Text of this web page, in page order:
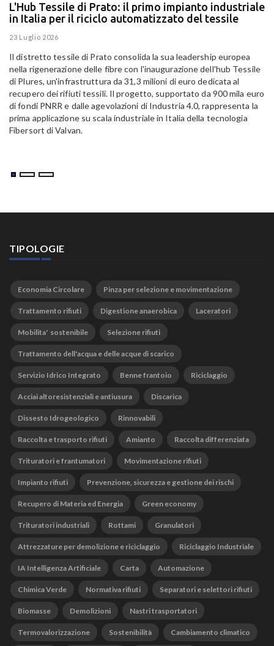
L'Hub Tessile di Prato: il primo impianto industriale
in Italia per il riciclo automatizzato del tessile
23 Luglio 2026
Il distretto tessile di Prato consolida la sua leadership europea
nella rigenerazione delle fibre con l'inaugurazione dell'hub Tessile
di Plures, un'infrastruttura da 31,3 milioni di euro dedicata al
recupero dei rifiuti tessili. Il progetto, supportato da 900 mila euro
di fondi PNRR e dalle agevolazioni di Industria 4.0, rappresenta la
prima applicazione su scala industriale in Italia della tecnologia
Fibersort di Valvan.
TIPOLOGIE
Economia Circolare Pinza per selezione e movimentazione
Trattamento rifiuti Digestione anaerobica Laceratori
Mobilita' sostenibile Selezione rifiuti
Trattamento dell'acqua e delle acque di scarico
Servizio Idrico Integrato Benne frantoio Riciclaggio
Acciai altoresistenziali e antiusura Discarica
Dissesto Idrogeologico Rinnovabili
Raccolta e trasporto rifiuti Amianto Raccolta differenziata
Trituratori e frantumatori Movimentazione rifiuti
Impianto rifiuti Prevenzione, sicurezza e gestione dei rischi
Recupero di Materia ed Energia Green economy
Trituratori industriali Rottami Granulatori
Attrezzature per demolizione e riciclaggio Riciclaggio Industriale
IA Intelligenza Artificiale Carta Automazione
Chimica Verde Normativa rifiuti Separatori e selettori rifiuti
Biomasse Demolizioni Nastri trasportatori
Termovalorizzazione Sostenibilità Cambiamento climatico